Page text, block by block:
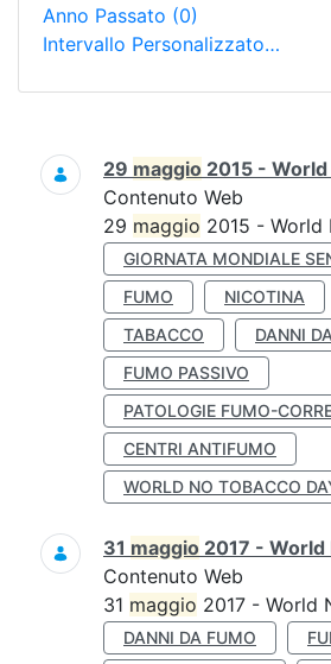
Anno Passato (0)
Intervallo Personalizzato…
Ricerca
29 maggio 2015 -
Contenuto Web
29 maggio 2015 - World
GIORNATA MONDIALE
FUMO
NICOTINA
TABACCO
DANNI
FUMO PASSIVO
PATOLOGIE FUMO-
CENTRI ANTIFUMO
WORLD NO TOBACCO
31 maggio 2017 - World
Contenuto Web
31 maggio 2017 - World
DANNI DA FUMO